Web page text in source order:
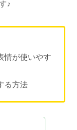
♪
情が使いやす
る方法